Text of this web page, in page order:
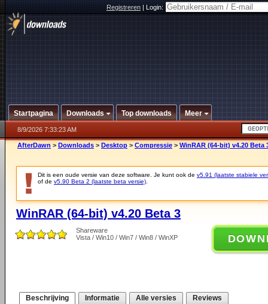
Registreren|Login:
Startpagina Downloads Top downloads Meer
8/9/2026 7:33:23 AM
AfterDawn > Downloads > Desktop > Compressie > WinRAR (64-bit) v4.20 Beta
Dit is een oude versie van deze software. Je kunt ook de v5.91 (laatste stabiele
of de v5.90 Beta 2 (laatste beta versie)
WinRAR (64-bit) v4.20 Beta 3
Shareware
Vista / Win10 / Win7 / Win8 / WinXP
Beschrijving Informatie Alle versies Reviews